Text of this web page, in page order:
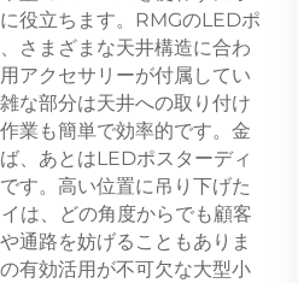
役立ちます。RMGのLEDポ
さまざまな天井構造に合わ
アクセサリーが付属してい
な部分は天井への取り付け
業も簡単で効率的です。金
、あとはLEDポスターディ
す。高い位置に吊り下げた
は、どの角度からでも顧客
通路を妨げることもありま
有効活用が不可欠な大型小